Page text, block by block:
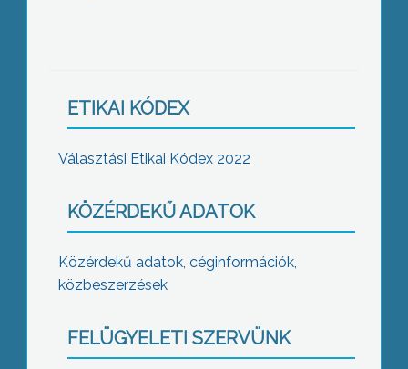
ETIKAI KÓDEX
Választási Etikai Kódex 2022
KÖZÉRDEKŰ ADATOK
Közérdekű adatok, céginformációk,
közbeszerzések
FELÜGYELETI SZERVÜNK